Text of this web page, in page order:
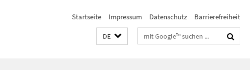
Startseite Impressum Datenschutz Barrierefreiheit
DE Suchbegriffe